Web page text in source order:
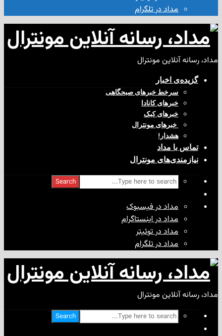
مداد در تلگرام
مونترال
اخبار
سرخط خبرهای صبحگاهی
خبرهای کانادا
خبرهای کبک
‌ خبرهای مونترال
مداد
مونترال
Search
مداد در فیسبوک
مداد در اینستاگرام
مداد در توئیتر
مداد در تلگرام
مونترال
Search